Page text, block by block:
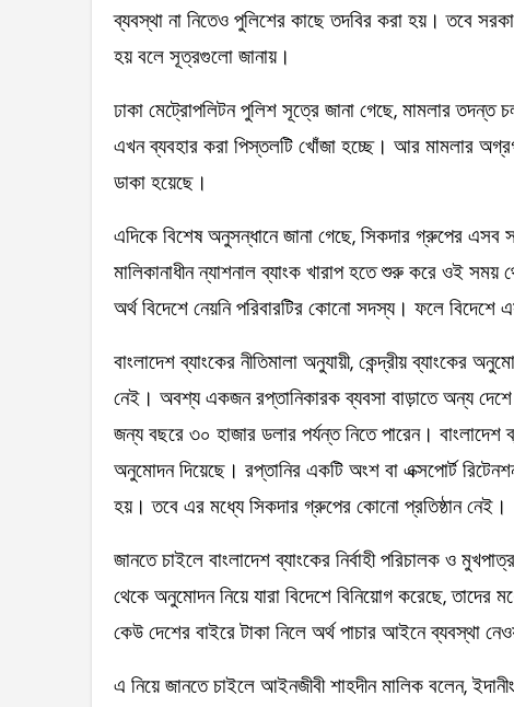
ব্যবস্থা না নিতেও পুলিশের কাছে তদবির করা হয়। তবে
হয় বলে সূত্রগুলো জানায়।
ঢাকা মেট্রোপলিটন পুলিশ সূত্রে জানা গেছে, মামলার তদন্ত
এখন ব্যবহার করা পিস্তলটি খোঁজা হচ্ছে। আর মামলার
ডাকা হয়েছে।
এদিকে বিশেষ অনুসন্ধানে জানা গেছে, সিকদার গ্রুপের
মালিকানাধীন ন্যাশনাল ব্যাংক খারাপ হতে শুরু করে ওই
অর্থ বিদেশে নেয়নি পরিবারটির কোনো সদস্য। ফলে বিদেশে
বাংলাদেশ ব্যাংকের নীতিমালা অনুযায়ী, কেন্দ্রীয় ব্যাংকের
নেই। অবশ্য একজন রপ্তানিকারক ব্যবসা বাড়াতে অন্য দেশে
জন্য বছরে ৩০ হাজার ডলার পর্যন্ত নিতে পারেন। বাংলাদেশ
অনুমোদন দিয়েছে। রপ্তানির একটি অংশ বা এক্সপোর্ট
হয়। তবে এর মধ্যে সিকদার গ্রুপের কোনো প্রতিষ্ঠান নেই।
জানতে চাইলে বাংলাদেশ ব্যাংকের নির্বাহী পরিচালক ও
থেকে অনুমোদন নিয়ে যারা বিদেশে বিনিয়োগ করেছে,
কেউ দেশের বাইরে টাকা নিলে অর্থ পাচার আইনে ব্যবস্থা
এ নিয়ে জানতে চাইলে আইনজীবী শাহদীন মালিক বলেন,